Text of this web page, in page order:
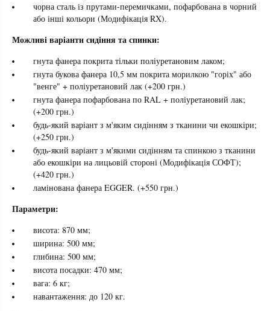
чорна сталь із прутами-перемичками, пофарбована в чорний
або інші кольори (Модифікація RX).
Можливі варіанти сидіння та спинки:
гнута фанера покрита тільки поліуретановим лаком;
гнута букова фанера 10,5 мм покрита морилкою "горіх" або
"венге" + поліуретановий лак (+200 грн.)
гнута фанера пофарбована по RAL + поліуретановий лак;
(+200 грн.)
будь-який варіант з м'яким сидінням з тканини чи екошкіри;
(+250 грн.)
будь-який варіант з м'якими сидінням та спинкою з тканини
або екошкіри на лицьовій стороні (Модифікація СОФТ);
(+420 грн.)
ламінована фанера EGGER. (+550 грн.)
Параметри:
висота: 870 мм;
ширина: 500 мм;
глибина: 500 мм;
висота посадки: 470 мм;
вага: 6 кг;
навантаження: до 120 кг.